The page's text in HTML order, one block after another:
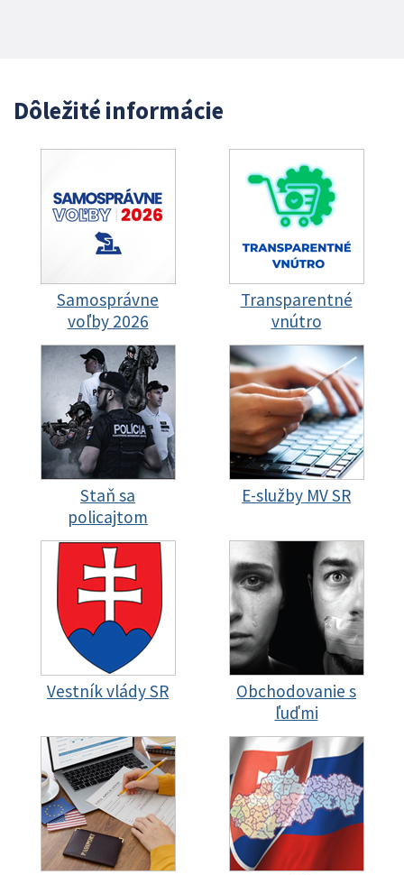
Dôležité informácie
Samosprávne
voľby 2026
Transparentné
vnútro
Staň sa
policajtom
E-služby MV SR
Vestník vlády SR
Obchodovanie s
ľuďmi